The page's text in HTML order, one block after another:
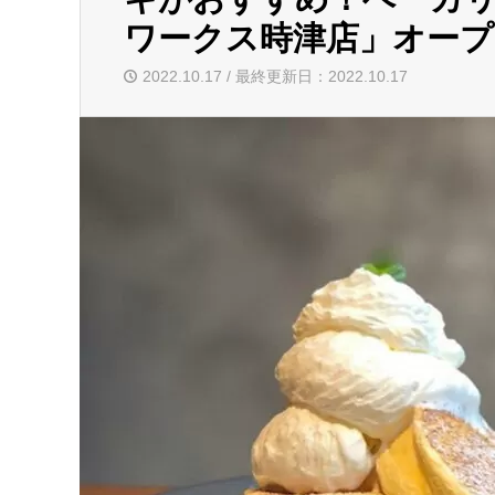
ワークス時津店」オー
2022.10.17 / 最終更新日：2022.10.17